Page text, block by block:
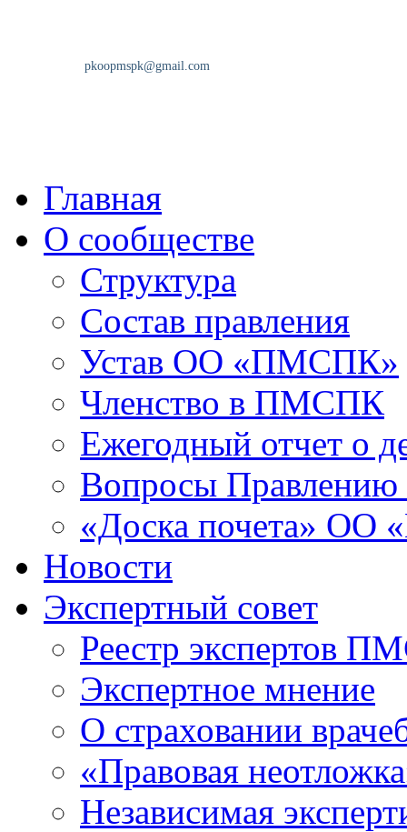
Главная
О сообществе
Структура
Состав правления
Устав ОО «ПМСПК»
Членство в ПМСПК
Ежегодный отчет о
Вопросы
«Доска почета»
Новости
Экспертный совет
Реестр экспертов
Экспертное мнение
О страховании
«Правовая
Независимая